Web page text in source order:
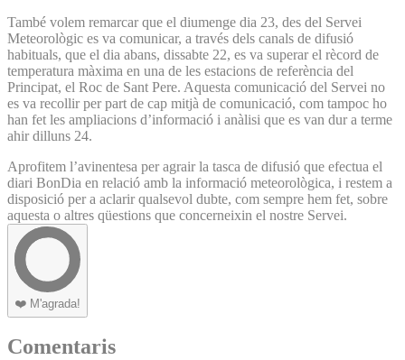
També volem remarcar que el diumenge dia 23, des del Servei
Meteorològic es va comunicar, a través dels canals de difusió
habituals, que el dia abans, dissabte 22, es va superar el rècord de
temperatura màxima en una de les estacions de referència del
Principat, el Roc de Sant Pere. Aquesta comunicació del Servei no
es va recollir per part de cap mitjà de comunicació, com tampoc ho
han fet les ampliacions d’informació i anàlisi que es van dur a terme
ahir dilluns 24.
Aprofitem l’avinentesa per agrair la tasca de difusió que efectua el
diari BonDia en relació amb la informació meteorològica, i restem a
disposició per a aclarir qualsevol dubte, com sempre hem fet, sobre
aquesta o altres qüestions que concerneixin el nostre Servei.
❤️ M'agrada!
Comentaris